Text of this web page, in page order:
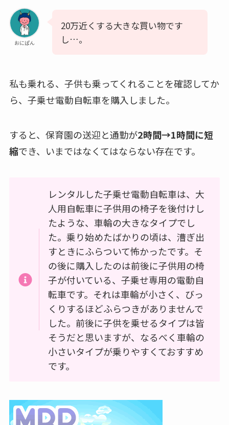
おにぱん
20万近くする大きな買い物です
し…。
私も乗れる、子供も乗ってくれることを確認してか
ら、子乗せ電動自転車を購入しました。
すると、保育園の送迎と通勤が2時間→1時間に短
縮でき、いまではなくてはならない存在です。
レンタルした子乗せ電動自転車は、大
人用自転車に子供用の椅子を後付けし
たような、車輪の大きなタイプでし
た。乗り始めたばかりの頃は、漕ぎ出
すときにふらついて怖かったです。そ
の後に購入したのは前後に子供用の椅
子が付いている、子乗せ専用の電動自
転車です。それは車輪が小さく、びっ
くりするほどふらつきがありませんで
した。前後に子供を乗せるタイプは皆
そうだと思いますが、なるべく車輪の
小さいタイプが乗りやすくておすすめ
です。